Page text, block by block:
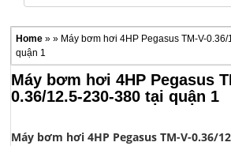
Home» » Máy bơm hơi 4HP Pegasus TM-V-
quận 1
Máy bơm hơi 4HP Pegasus
0.36/12.5-230-380 tại quận 1
Máy bơm hơi 4HP Pegasus TM-V-0.36/